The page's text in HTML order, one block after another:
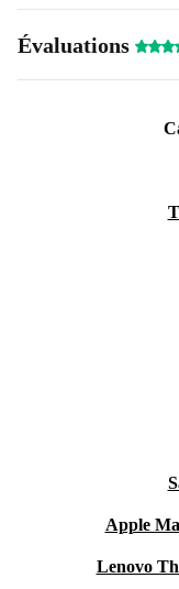
Évaluations
Apple
Lenovo